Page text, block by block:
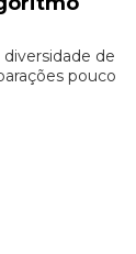
de
pouco